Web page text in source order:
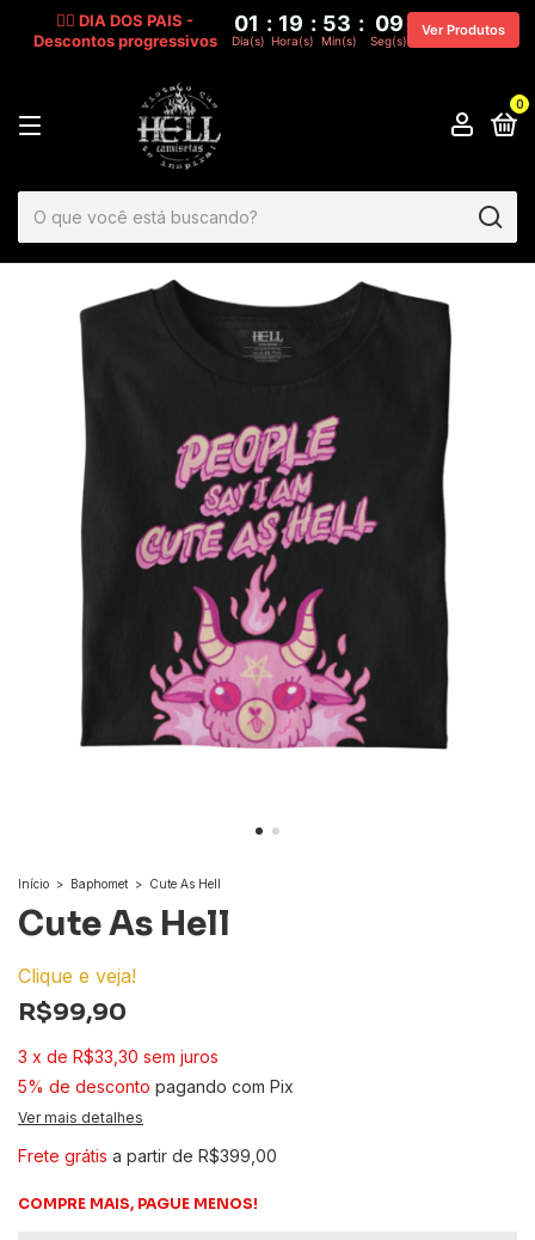
🧔‍♂️ DIA DOS PAIS -
Descontos progressivos
01 : 19 : 53 : 08
Dia(s) Hora(s) Min(s) Seg(s)
Ver Produtos
0
Início > Baphomet > Cute As Hell
Cute As Hell
Clique e veja!
R$99,90
3 x de R$33,30 sem juros
5% de desconto pagando com Pix
Ver mais detalhes
Frete grátis a partir de R$399,00
COMPRE MAIS, PAGUE MENOS!